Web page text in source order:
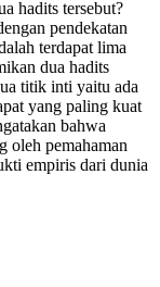
hadits tersebut?
pendekatan
terdapat lima
dua hadits
titik inti yaitu ada
yang paling kuat
bahwa
oleh pemahaman
empiris dari dunia